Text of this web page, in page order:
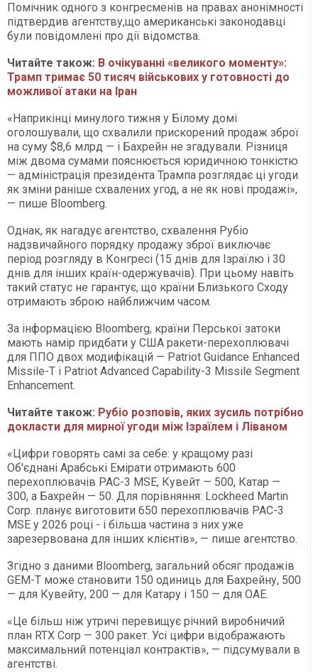
Помічник одного з конгресменів на правах анонімності
підтвердив агентству,що американські законодавці
були повідомлені про дії відомства.
Читайте також: В очікуванні «великого моменту»:
Трамп тримає 50 тисяч військових у готовності до
можливої атаки на Іран
«Наприкінці минулого тижня у Білому домі
оголошували, що схвалили прискорений продаж зброї
на суму $8,6 млрд — і Бахрейн не згадували. Різниця
між двома сумами пояснюється юридичною тонкістю
— адміністрація президента Трампа розглядає ці угоди
як зміни раніше схвалених угод, а не як нові продажі»,
— пише Bloomberg.
Однак, як нагадує агентство, схвалення Рубіо
надзвичайного порядку продажу зброї виключає
період розгляду в Конгресі (15 днів для Ізраїлю і 30
днів для інших країн-одержувачів). При цьому навіть
такий статус не гарантує, що країни Близького Сходу
отримають зброю найближчим часом.
За інформацією Bloomberg, країни Перської затоки
мають намір придбати у США ракети-перехоплювачі
для ППО двох модифікацій — Patriot Guidance Enhanced
Missile-T і Patriot Advanced Capability-3 Missile Segment
Enhancement.
Читайте також: Рубіо розповів, яких зусиль потрібно
докласти для мирної угоди між Ізраїлем і Ліваном
«Цифри говорять самі за себе: у кращому разі
Об'єднані Арабські Емірати отримають 600
перехоплювачів PAC-3 MSE, Кувейт — 500, Катар —
300, а Бахрейн — 50. Для порівняння: Lockheed Martin
Corp. планує виготовити 650 перехоплювачів PAC-3
MSE у 2026 році - і більша частина з них уже
зарезервована для інших клієнтів», — пише агентство.
Згідно з даними Bloomberg, загальний обсяг продажів
GEM-T може становити 150 одиниць для Бахрейну, 500
— для Кувейту, 200 — для Катару і 150 — для ОАЕ.
«Це більш ніж утричі перевищує річний виробничий
план RTX Corp — 300 ракет. Усі цифри відображають
максимальний потенціал контрактів», — підсумували в
агентстві.